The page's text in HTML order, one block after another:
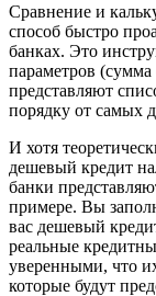
Сравнение и
способ быстро
банках. Это
параметров (сумма
представляют
порядку от самых
И хотя
дешевый кредит
банки
примере. Вы
вас дешевый
реальные
уверенными, что
которые будут